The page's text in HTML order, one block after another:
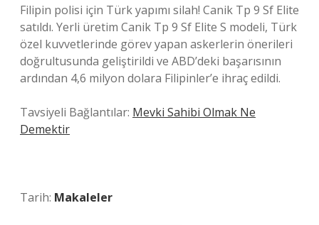
Filipin polisi için Türk yapımı silah! Canik Tp 9 Sf Elite
satıldı. Yerli üretim Canik Tp 9 Sf Elite S modeli, Türk
özel kuvvetlerinde görev yapan askerlerin önerileri
doğrultusunda geliştirildi ve ABD’deki başarısının
ardından 4,6 milyon dolara Filipinler’e ihraç edildi.
Tavsiyeli Bağlantılar: Mevki Sahibi Olmak Ne
Demektir
Tarih: Makaleler